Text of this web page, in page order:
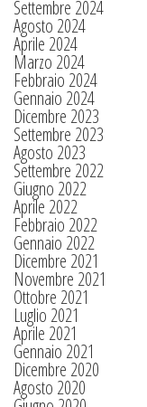
Settembre 2024
Agosto 2024
Aprile 2024
Marzo 2024
Febbraio 2024
Gennaio 2024
Dicembre 2023
Settembre 2023
Agosto 2023
Settembre 2022
Giugno 2022
Aprile 2022
Febbraio 2022
Gennaio 2022
Dicembre 2021
Novembre 2021
Ottobre 2021
Luglio 2021
Aprile 2021
Gennaio 2021
Dicembre 2020
Agosto 2020